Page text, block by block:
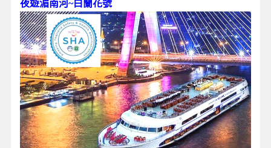
夜遊湄南河~白蘭花號